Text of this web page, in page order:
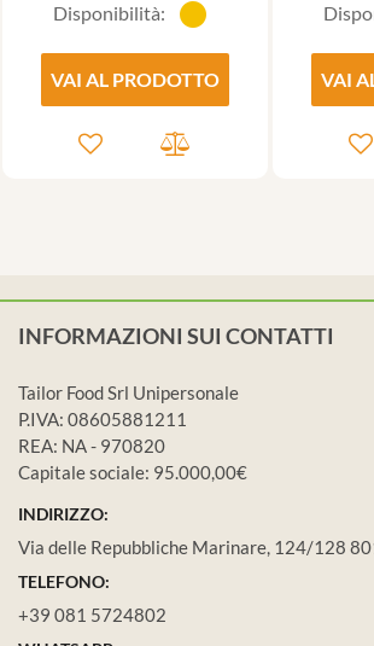
Disponibilità:
VAI AL PRODOTTO VAI
INFORMAZIONI SUI CONTATTI
Tailor Food Srl Unipersonale
P.IVA: 08605881211
REA: NA - 970820
Capitale sociale: 95.000,00€
INDIRIZZO:
Via delle Repubbliche Marinare, 124/128
TELEFONO:
+39 081 5724802